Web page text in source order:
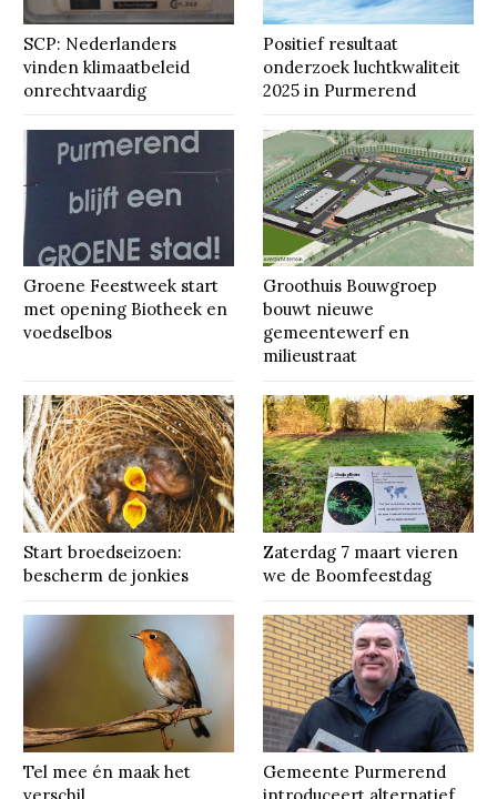
SCP: Nederlanders
vinden klimaatbeleid
onrechtvaardig
Positief resultaat
onderzoek luchtkwaliteit
2025 in Purmerend
Groene Feestweek start
met opening Biotheek en
voedselbos
Groothuis Bouwgroep
bouwt nieuwe
gemeentewerf en
milieustraat
Start broedseizoen:
bescherm de jonkies
Zaterdag 7 maart vieren
we de Boomfeestdag
Tel mee én maak het
Gemeente Purmerend